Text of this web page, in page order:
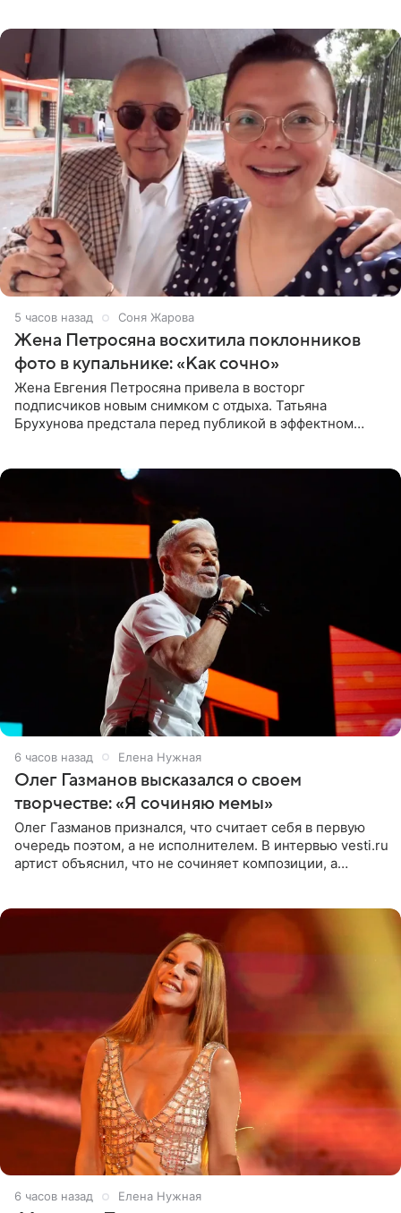
5 часов назад Соня Жарова
Жена Петросяна восхитила поклонников
фото в купальнике: «Как сочно»
Жена Евгения Петросяна привела в восторг
подписчиков новым снимком с отдыха. Татьяна
Брухунова предстала перед публикой в эффектном
6 часов назад Елена Нужная
Олег Газманов высказался о своем
творчестве: «Я сочиняю мемы»
Олег Газманов признался, что считает себя в первую
очередь поэтом, а не исполнителем. В интервью vesti.ru
артист объяснил, что не сочиняет композиции, а
6 часов назад Елена Нужная